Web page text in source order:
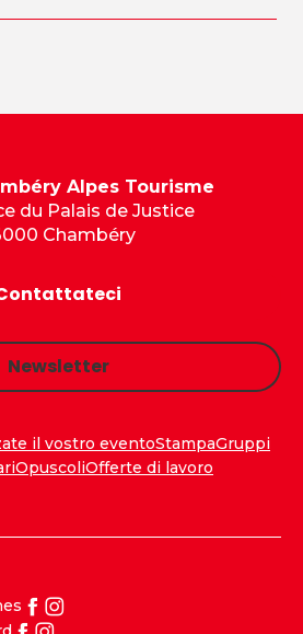
Alpes Tourisme
du Palais de Justice
Chambéry
Newsletter
il vostro eventoStampaGruppi
OpuscoliOfferte di lavoro